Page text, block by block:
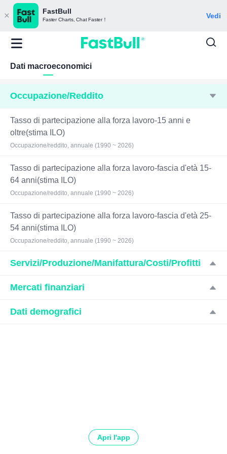
FastBull
Faster Charts, Chat Faster！ Vedi
Dati macroeconomici
Occupazione/Reddito
Tasso di partecipazione alla forza lavoro-15 anni e
oltre(stima ILO)
Occupazione/reddito, annuale (1990 ~ 2026)
Tasso di partecipazione alla forza lavoro-fascia d'età 15-
64 anni(stima ILO)
Occupazione/reddito, annuale (1990 ~ 2026)
Tasso di partecipazione alla forza lavoro-fascia d'età 25-
54 anni(stima ILO)
Occupazione/reddito, annuale (1990 ~ 2026)
Servizi/Produzione/Manifattura/Costi/Profitti
Mercati finanziari
Dati demografici
Apri l'app